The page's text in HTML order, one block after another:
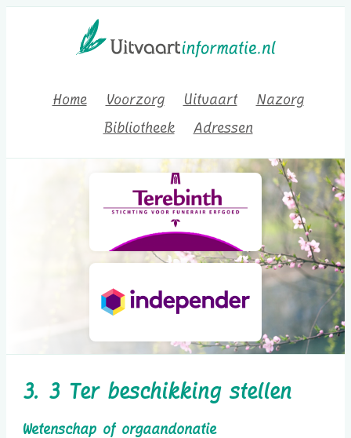
Home Voorzorg Uitvaart
Nazorg
Bibliotheek
Adressen
3. 3 Ter beschikking stellen
Wetenschap of orgaandonatie